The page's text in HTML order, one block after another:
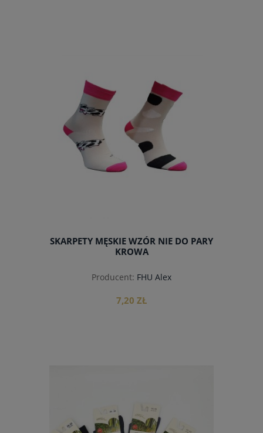
SKARPETY MĘSKIE WZÓR NIE DO PARY
KROWA
Producent: FHU Alex
7,20 ZŁ